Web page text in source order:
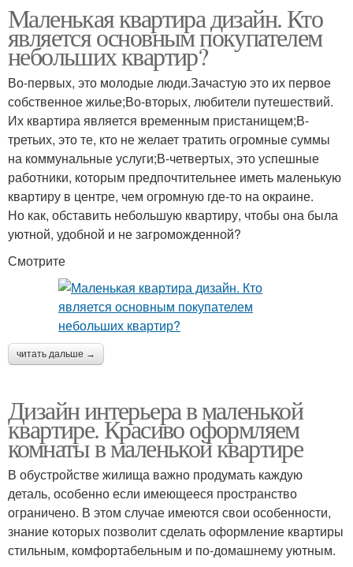
Маленькая квартира дизайн. Кто
является основным покупателем
небольших квартир?
Во-первых, это молодые люди.Зачастую это их первое
собственное жилье;Во-вторых, любители путешествий.
Их квартира является временным пристанищем;В-
третьих, это те, кто не желает тратить огромные суммы
на коммунальные услуги;В-четвертых, это успешные
работники, которым предпочтительнее иметь маленькую
квартиру в центре, чем огромную где-то на окраине.
Но как, обставить небольшую квартиру, чтобы она была
уютной, удобной и не загроможденной?
Смотрите
читать дальше →
Дизайн интерьера в маленькой
квартире. Красиво оформляем
комнаты в маленькой квартире
В обустройстве жилища важно продумать каждую
деталь, особенно если имеющееся пространство
ограничено. В этом случае имеются свои особенности,
знание которых позволит сделать оформление квартиры
стильным, комфортабельным и по-домашнему уютным.